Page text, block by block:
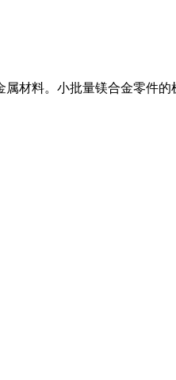
材料。小批量镁合金零件